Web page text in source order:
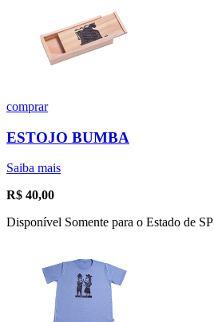
comprar
ESTOJO BUMBA
Saiba mais
R$ 40,00
Disponível Somente para o Estado de SP